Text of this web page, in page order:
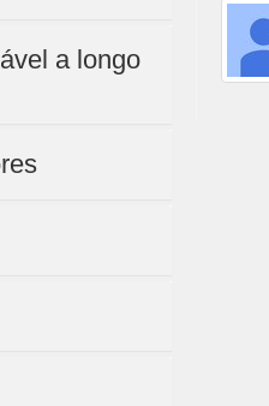
a longo